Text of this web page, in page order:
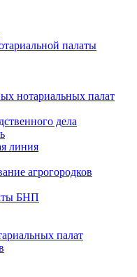
палаты
нотариальных палат
дела
линия
агрогородков
БНП
палат